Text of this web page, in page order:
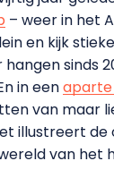
– weer in het
en kijk
sinds
in eenaparte
van maar
illustreert de
van het